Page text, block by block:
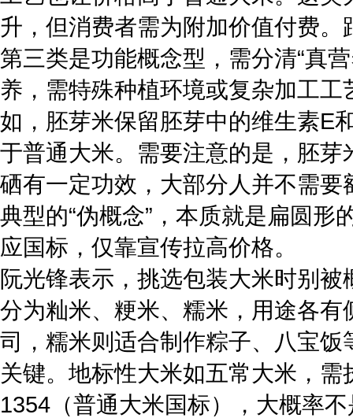
升，但消费者需为附加价值付费
第三类是功能概念型，需分清“真
养，需特殊种植环境或复杂加工
如，胚芽米保留胚芽中的维生素E
于普通大米。需要注意的是，胚
硒有一定功效，大部分人并不需
典型的“伪概念”，本质就是扁圆
应国标，仅靠宣传拉高价格。
阮光锋表示，挑选包装大米时别
分为籼米、粳米、糯米，用途各
司，糯米则适合制作粽子、八宝
关键。地标性大米如五常大米，需
1354（普通大米国标），大概率